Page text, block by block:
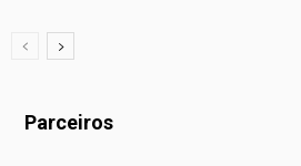
Parceiros